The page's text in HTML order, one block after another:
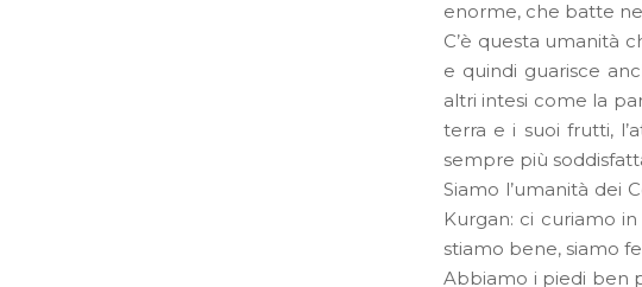
enorme, che batte
C’è questa umanità
e quindi guarisce
altri intesi come la
terra e i suoi frutti,
sempre più
Siamo l’umanità dei
Kurgan: ci curiamo
stiamo bene, siamo
Abbiamo i piedi ben